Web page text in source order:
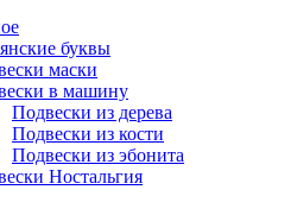
буквы
маски
в машину
Подвески из дерева
Подвески из кости
Подвески из эбонита
Ностальгия